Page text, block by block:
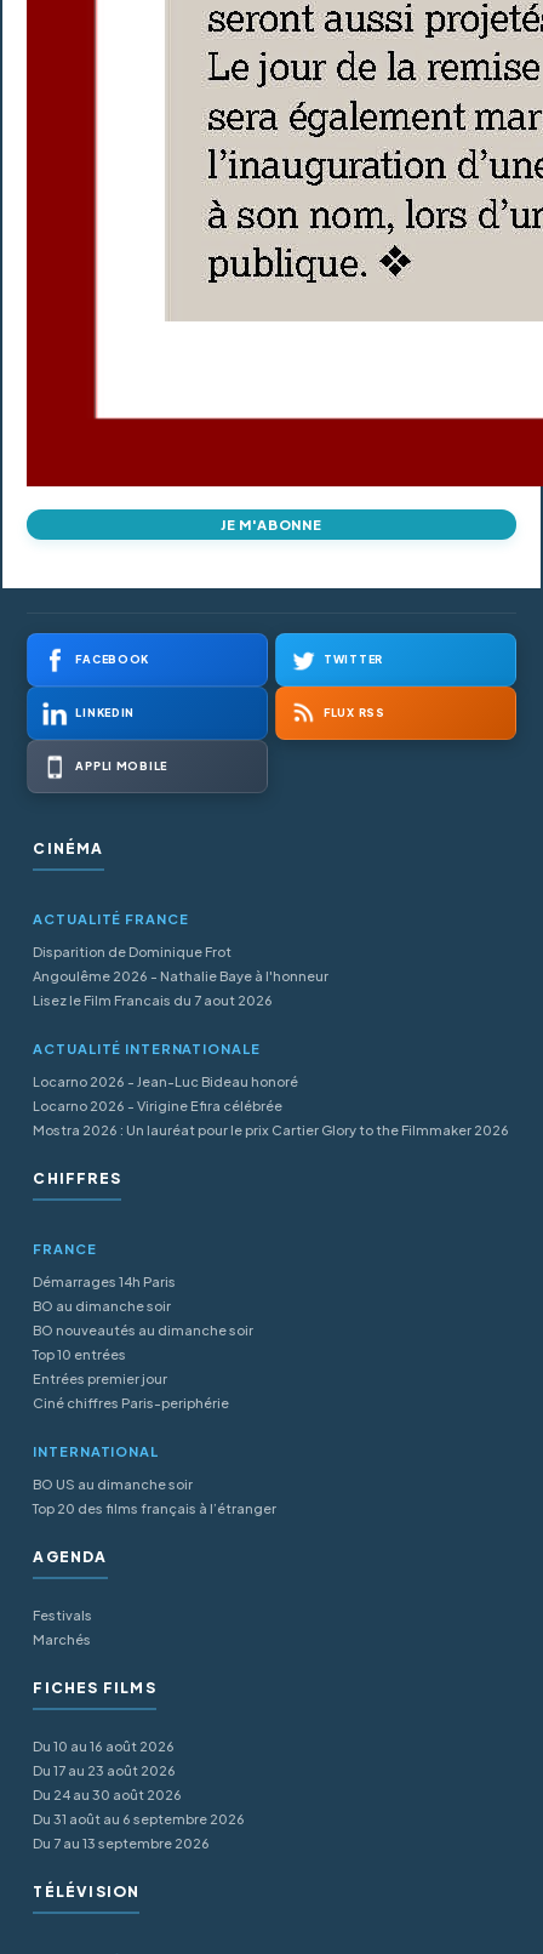
JE M'ABONNE
FACEBOOK TWITTER
LINKEDIN FLUX RSS
APPLI MOBILE
CINÉMA
ACTUALITÉ FRANCE
Disparition de Dominique Frot
Angoulême 2026 - Nathalie Baye à l'honneur
Lisez le Film Francais du 7 aout 2026
ACTUALITÉ INTERNATIONALE
Locarno 2026 - Jean-Luc Bideau honoré
Locarno 2026 - Virigine Efira célébrée
Mostra 2026 : Un lauréat pour le prix Cartier Glory to the Filmmaker 2026
CHIFFRES
FRANCE
Démarrages 14h Paris
BO au dimanche soir
BO nouveautés au dimanche soir
Top 10 entrées
Entrées premier jour
Ciné chiffres Paris-periphérie
INTERNATIONAL
BO US au dimanche soir
Top 20 des films français à l’étranger
AGENDA
Festivals
Marchés
FICHES FILMS
Du 10 au 16 août 2026
Du 17 au 23 août 2026
Du 24 au 30 août 2026
Du 31 août au 6 septembre 2026
Du 7 au 13 septembre 2026
TÉLÉVISION